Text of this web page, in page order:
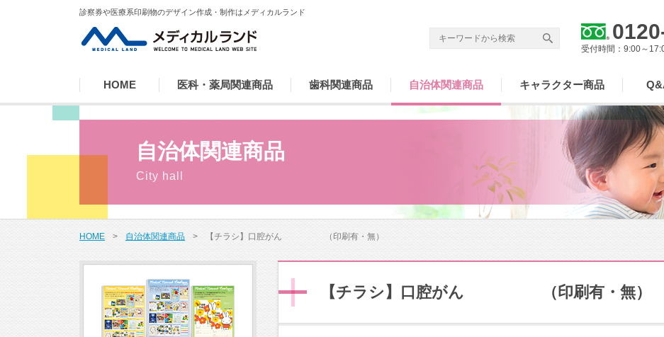
診察券や医療系印刷物のデザイン作成・制作はメディカルランド
受付時間：9:00～
HOME 医科・薬局関連商品 歯科関連商品 自治体関連商品 キャラクター商品
自治体関連商品
HOME > 自治体関連商品 > 【チラシ】口腔がん （印刷有・無）
【チラシ】口腔がん （印刷有・無）